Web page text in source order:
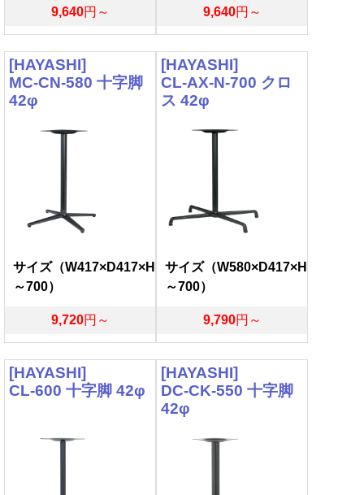
9,640円～ 9,640円～
[HAYASHI]
MC-CN-580 十字脚
42φ
サイズ（W417×D417×H
～700）
9,720円～
[HAYASHI]
CL-AX-N-700 クロ
ス 42φ
サイズ（W580×D417×H
～700）
9,790円～
[HAYASHI]
CL-600 十字脚 42φ
[HAYASHI]
DC-CK-550 十字脚
42φ